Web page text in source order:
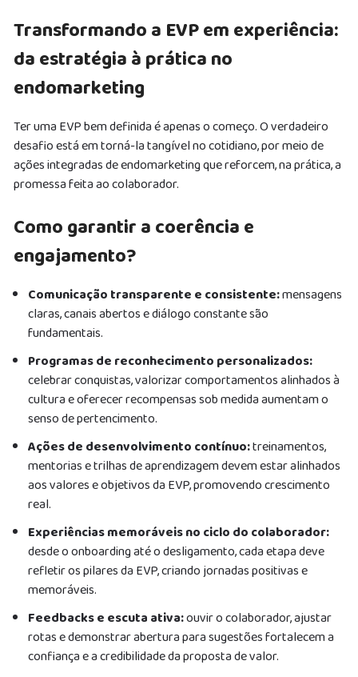
Transformando a EVP em experiência:
da estratégia à prática no
endomarketing
Ter uma EVP bem definida é apenas o começo. O verdadeiro
desafio está em torná-la tangível no cotidiano, por meio de
ações integradas de endomarketing que reforcem, na prática, a
promessa feita ao colaborador.
Como garantir a coerência e
engajamento?
Comunicação transparente e consistente:mensagens
claras, canais abertos e diálogo constante são
fundamentais.
Programas de reconhecimento personalizados:
celebrar conquistas, valorizar comportamentos alinhados à
cultura e oferecer recompensas sob medida aumentam o
senso de pertencimento.
Ações de desenvolvimento contínuo:treinamentos,
mentorias e trilhas de aprendizagem devem estar alinhados
aos valores e objetivos da EVP, promovendo crescimento
real.
Experiências memoráveis no ciclo do colaborador:
desde o onboarding até o desligamento, cada etapa deve
refletir os pilares da EVP, criando jornadas positivas e
memoráveis.
Feedbacks e escuta ativa:ouvir o colaborador, ajustar
rotas e demonstrar abertura para sugestões fortalecem a
confiança e a credibilidade da proposta de valor.